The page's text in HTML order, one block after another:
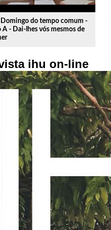
Domingo do tempo comum -
A - Dai-lhes vós mesmos de
ihu on-line